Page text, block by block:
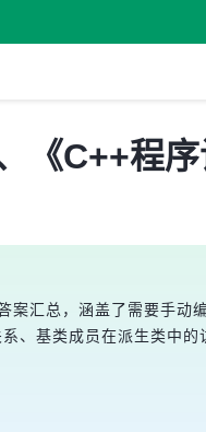
《C++程
案汇总，涵盖了需要手
、基类成员在派生类中